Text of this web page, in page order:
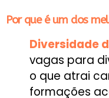
Por que é um dos
Diversidade
vagas para
o que atrai
formações